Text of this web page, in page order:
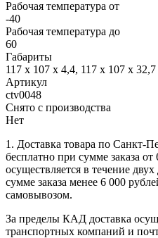
Рабочая температура от
-40
Рабочая температура до
60
Габариты
117 х 107 х 4,4, 117 х 107 х 32,7
Артикул
ctv0048
Снято с производства
Нет
1. Доставка товара по Санкт-
бесплатно при сумме заказа
осуществляется в течение
сумме заказа менее 6 000
самовывозом.
За пределы КАД доставка
транспортных компаний и